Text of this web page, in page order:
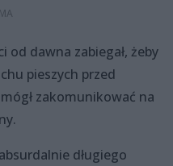
od dawna zabiegał, żeby
pieszych przed
zakomunikować na
długiego